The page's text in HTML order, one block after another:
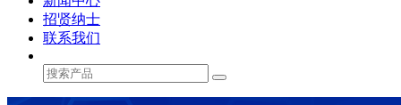
招贤纳士
联系我们